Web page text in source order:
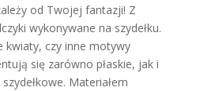
od Twojej fantazji! Z
wykonywane na szydełku.
kwiaty, czy inne motywy
się zarówno płaskie, jak i
Materiałem